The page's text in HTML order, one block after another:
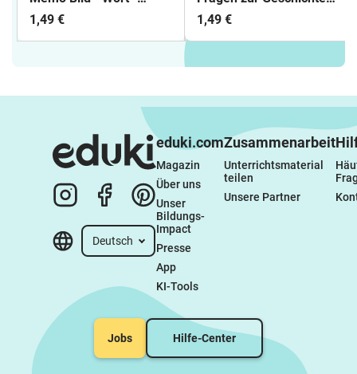
Kärtchen in Grundschrift
1,49 €
mit Lösung
1,49 €
Deutsch
eduki.com
Magazin
Über uns
Unser
Bildungs-
Impact
Presse
App
KI-Tools
Zusammenarbeit
Unterrichtsmaterial
teilen
Unsere Partner
Jobs Hilfe-Center